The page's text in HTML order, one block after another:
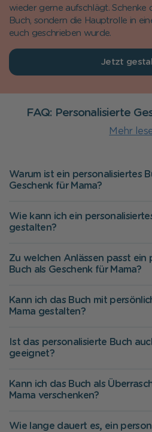
wieder gerne aufschlägt. Schenke
Buch, sondern die Hauptrolle in
euch geschrieben wurde.
Jetzt
FAQ: Personalisierte
Mehr
Warum ist ein personalisiertes
Geschenk für Mama?
Wie kann ich ein
gestalten?
Zu welchen Anlässen passt ein
Buch als Geschenk für Mama?
Kann ich das Buch mit
Mama gestalten?
Ist das personalisierte Buch
geeignet?
Kann ich das Buch als
Mama verschenken?
Wie lange dauert es, ein